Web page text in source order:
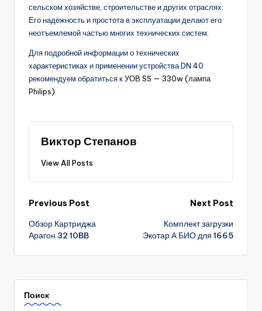
сельском хозяйстве, строительстве и других отраслях.
Его надежность и простота в эксплуатации делают его
неотъемлемой частью многих технических систем.
Для подробной информации о технических
характеристиках и применении устройства DN 40
рекомендуем обратиться кУОВ SS — 330w (лампа
Philips).
Виктор Степанов
View All Posts
Post
navigation
Previous Post
Обзор Картриджа
Арагон 32 10BB
Next Post
Комплект загрузки
Экотар А БИО для 1665
Поиск